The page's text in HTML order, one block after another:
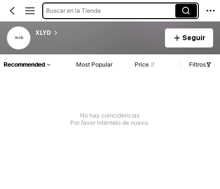
Buscar en la Tienda
XLYD
Seguir
Recommended Most Popular Price Filtros
No hay coincidencias
Por favor inténtelo de nuevo.